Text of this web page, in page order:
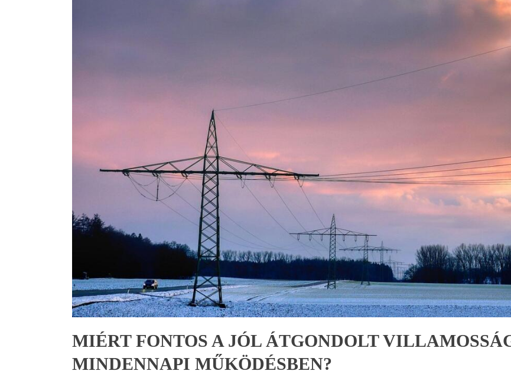
MIÉRT FONTOS A JÓL ÁTGONDOLT
MINDENNAPI MŰKÖDÉSBEN?